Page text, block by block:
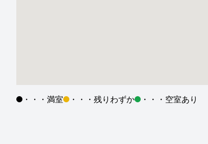
・・・満室 ・・・残りわずか ・・・空室あり